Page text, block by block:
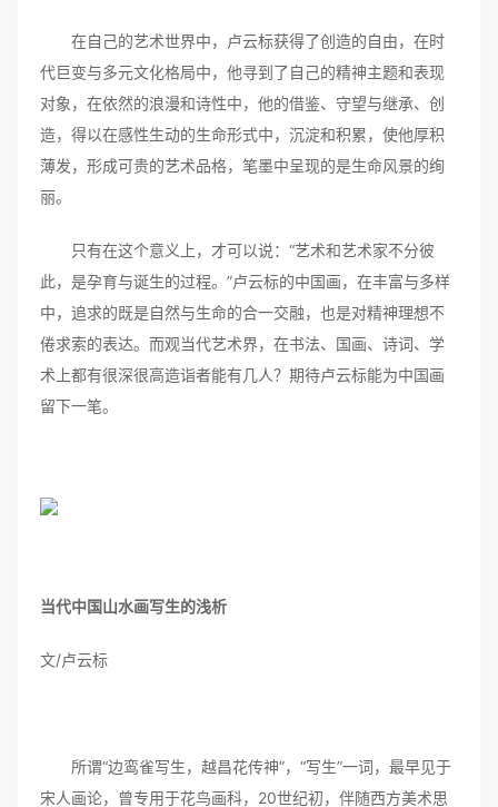
在自己的艺术世界中，卢云标获得了创造的自由，在时
代巨变与多元文化格局中，他寻到了自己的精神主题和表现
对象，在依然的浪漫和诗性中，他的借鉴、守望与继承、创
造，得以在感性生动的生命形式中，沉淀和积累，使他厚积
薄发，形成可贵的艺术品格，笔墨中呈现的是生命风景的绚
丽。
只有在这个意义上，才可以说：“艺术和艺术家不分彼
此，是孕育与诞生的过程。”卢云标的中国画，在丰富与多样
中，追求的既是自然与生命的合一交融，也是对精神理想不
倦求索的表达。而观当代艺术界，在书法、国画、诗词、学
术上都有很深很高造诣者能有几人？期待卢云标能为中国画
留下一笔。
当代中国山水画写生的浅析
文/卢云标
所谓“边鸾雀写生，越昌花传神”，“写生”一词，最早见于
宋人画论，曾专用于花鸟画科，20世纪初，伴随西方美术思